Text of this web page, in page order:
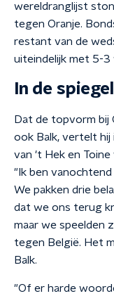
wereldranglijst
tegen Oranje.
restant van de
uiteindelijk met 5-3
In de
Dat de topvorm bij
ook Balk, vertelt
van 't Hek en
"Ik ben
We pakken drie
dat we ons terug
maar we speelden
tegen België. Het
Balk.
"Of er harde